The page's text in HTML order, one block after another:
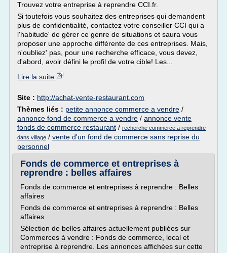
Trouvez votre entreprise à reprendre CCI.fr.
Si toutefois vous souhaitez des entreprises qui demandent
plus de confidentialité, contactez votre conseiller CCI qui a
l'habitude' de gérer ce genre de situations et saura vous
proposer une approche différente de ces entreprises. Mais,
n'oubliez' pas, pour une recherche efficace, vous devez,
d'abord, avoir défini le profil de votre cible! Les...
Lire la suite
Site : http://achat-vente-restaurant.com
Thèmes liés : petite annonce commerce a vendre /
annonce fond de commerce a vendre / annonce vente
fonds de commerce restaurant / recherche commerce a reprendre
dans village / vente d'un fond de commerce sans reprise du
personnel
Fonds de commerce et entreprises à
reprendre : belles affaires
Fonds de commerce et entreprises à reprendre : Belles
affaires
Fonds de commerce et entreprises à reprendre : Belles
affaires
Sélection de belles affaires actuellement publiées sur
Commerces à vendre : Fonds de commerce, local et
entreprise à reprendre. Les annonces affichées sur cette